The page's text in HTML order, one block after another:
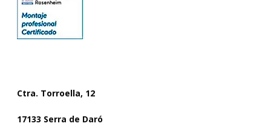
Ctra. Torroella, 12
17133 Serra de Daró